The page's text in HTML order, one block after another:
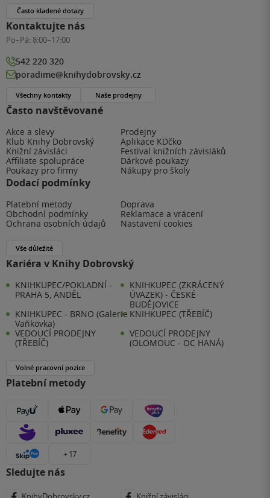
Často navštěvované
Akce a slevy
Prodejny
Klub Knihy Dobrovský
Aplikace KDčko
Knižní závisláci
Festival knižních závisláků
Affiliate spolupráce
Dárkové poukazy
Poukazy pro firmy
Nákupy pro školy
Dodací podmínky
Platební metody
Doprava
Obchodní podmínky
Reklamace a vrácení
Ochrana osobních údajů
Nastavení cookies
Vše důležité
Kariéra v Knihy Dobrovský
KNIHKUPEC/POKLADNÍ -
PRAHA 5, ANDĚL
KNIHKUPEC (ZKRÁCENÝ
ÚVAZEK) - ČESKÉ
BUDĚJOVICE
KNIHKUPEC - BRNO (Galerie
Vaňkovka)
KNIHKUPEC (TŘEBÍČ)
VEDOUCÍ PRODEJNY
(TŘEBÍČ)
VEDOUCÍ PRODEJNY
(OLOMOUC - OC HANÁ)
Volné pracovní pozice
Platební metody
+ 17
Sledujte nás
Často kladené dotazy
Kontaktujte nás
Po–Pá: 8:00–17:00
542 220 320
poradime@knihydobrovsky.cz
Všechny kontakty Naše prodejny